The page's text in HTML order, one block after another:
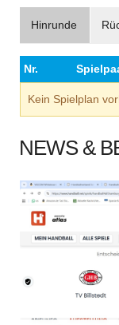
Hinrunde
Nr.
Kein Spielplan
NEWS &